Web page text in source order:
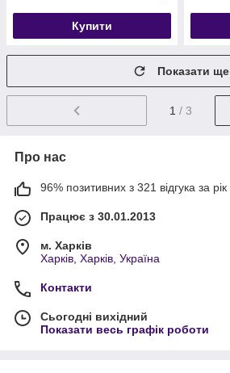
Купити
Показати ще
1 / 3
Про нас
96% позитивних з 321 відгука за рік
Працює з 30.01.2013
м. Харків
Харків, Харків, Україна
Контакти
Сьогодні вихідний
Показати весь графік роботи